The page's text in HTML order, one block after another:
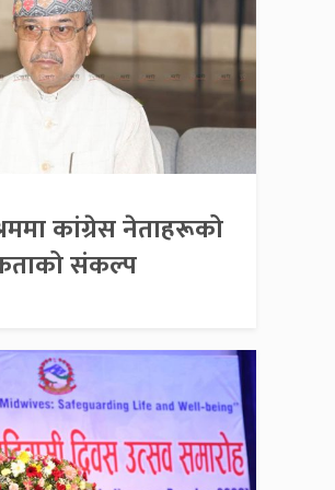
कांग्रेस नेताहरूको
संकल्प